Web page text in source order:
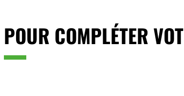
POUR COMPLÉTER